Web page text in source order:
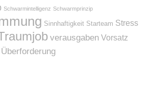
Schwarmintelligenz Schwarmprinzip
Sinnhaftigkeit Starteam Stress
verausgaben Vorsatz
Überforderung